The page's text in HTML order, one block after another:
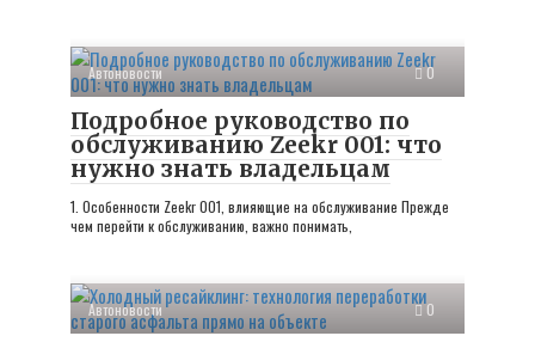
Автоновости 0
Подробное руководство по
обслуживанию Zeekr 001: что
нужно знать владельцам
1. Особенности Zeekr 001, влияющие на обслуживание Прежде
чем перейти к обслуживанию, важно понимать,
Автоновости 0